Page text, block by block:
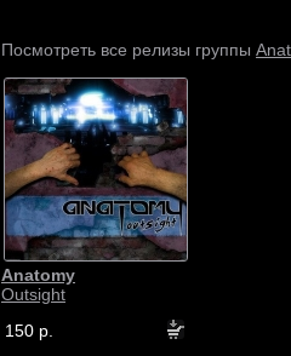
Посмотреть все релизы группы
Anatomy
Outsight
150 р.